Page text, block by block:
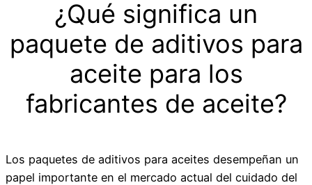
¿Qué significa un
paquete de aditivos para
aceite para los
fabricantes de aceite?
Los paquetes de aditivos para aceites desempeñan un
papel importante en el mercado actual del cuidado del